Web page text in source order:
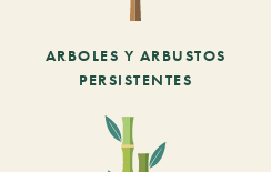
ARBOLES Y ARBUSTOS
PERSISTENTES